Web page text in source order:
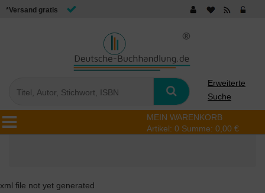
*Versand gratis
Erweiterte
Suche
MEIN WARENKORB
Artikel: 0 Summe: 0,00 €
xml file not yet generated